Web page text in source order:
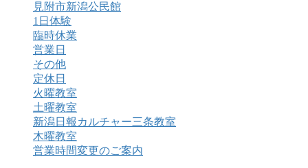
見附市新潟公民館
1日体験
臨時休業
営業日
その他
定休日
火曜教室
土曜教室
新潟日報カルチャー三条教室
木曜教室
営業時間変更のご案内